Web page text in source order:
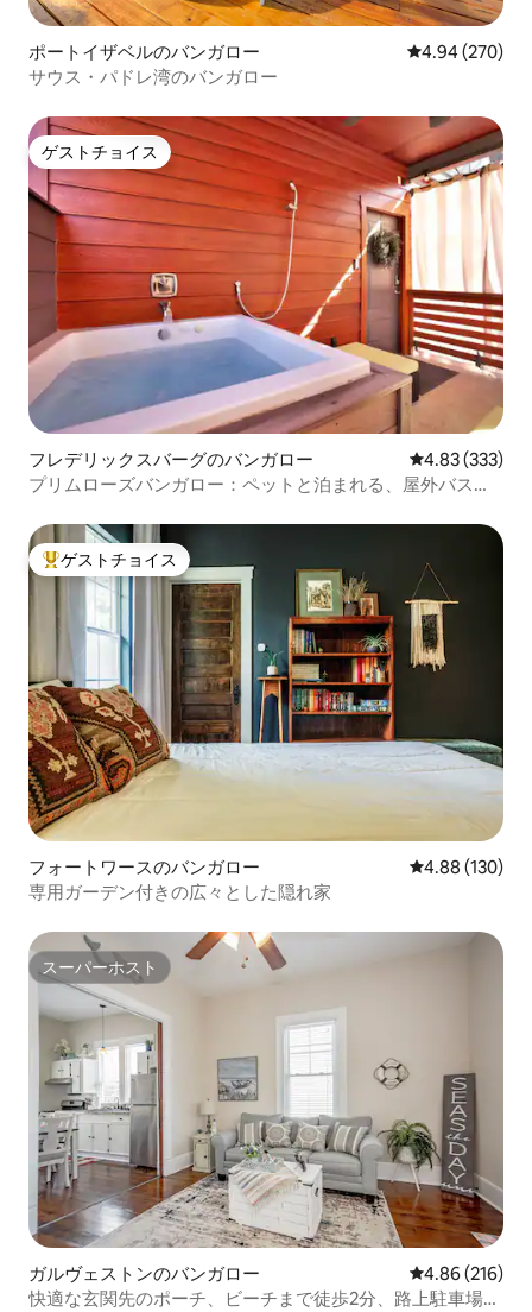
ポートイザベルのバンガロー レビュー270
4.94 (270)
サウス・パドレ湾のバンガロー
ゲストチョイス
ゲストチョイス
フレデリックスバーグのバンガロー レビュー333
4.83 (333)
プリムローズバンガロー：ペットと泊まれる、屋外バスタ
大好評のゲストチョイスです。
ゲストチョイス
フォートワースのバンガロー レビュー130
4.88 (130)
専用ガーデン付きの広々とした隠れ家
スーパーホスト
スーパーホスト
ガルヴェストンのバンガロー レビュー216
4.86 (216)
快適な玄関先のポーチ、ビーチまで徒歩2分、路上駐車場な